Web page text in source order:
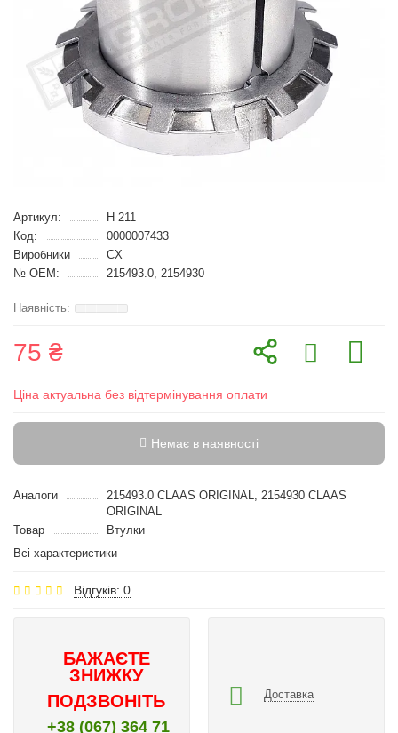
Артикул:
H 211
Код:
0000007433
Виробники
CX
№ OEM:
215493.0, 2154930
75 ₴
Ціна актуальна без відтермінування оплати
Немає в наявності
Аналоги
215493.0 CLAAS ORIGINAL, 2154930 CLAAS
ORIGINAL
Товар
Втулки
Всі характеристики
Відгуків: 0
БАЖАЄТЕ
ЗНИЖКУ
ПОДЗВОНІТЬ
+38 (067) 364 71
Доставка